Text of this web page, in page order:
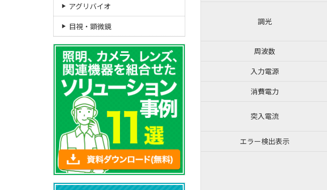
調光
周波数
入力電源
消費電力
突入電流
エラー検出表示
アグリバイオ
目視・顕微鏡